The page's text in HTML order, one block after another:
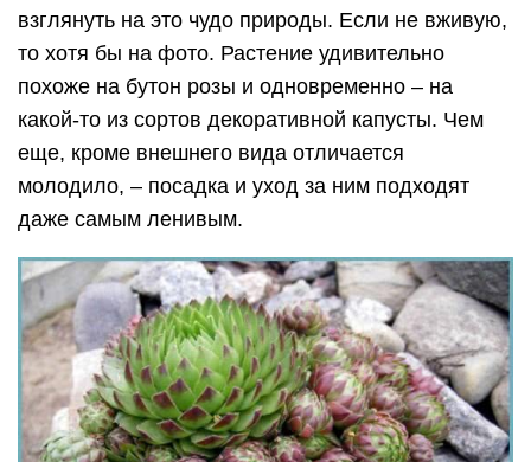
взглянуть на это чудо природы. Если не вживую,
то хотя бы на фото. Растение удивительно
похоже на бутон розы и одновременно – на
какой-то из сортов декоративной капусты. Чем
еще, кроме внешнего вида отличается
молодило, – посадка и уход за ним подходят
даже самым ленивым.